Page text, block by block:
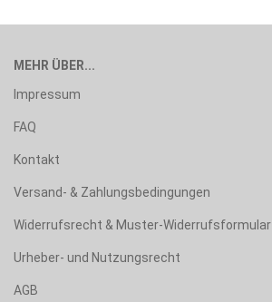
MEHR ÜBER...
Impressum
FAQ
Kontakt
Versand- & Zahlungsbedingungen
Widerrufsrecht & Muster-Widerrufsformular
Urheber- und Nutzungsrecht
AGB